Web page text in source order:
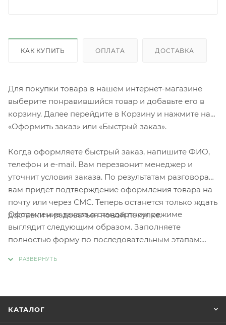
КАК КУПИТЬ ОПЛАТА ДОСТАВКА
Для покупки товара в нашем интернет-магазине
выберите понравившийся товар и добавьте его в
корзину. Далее перейдите в Корзину и нажмите на
«Оформить заказ» или «Быстрый заказ».
Когда оформляете быстрый заказ, напишите ФИО,
телефон и e-mail. Вам перезвонит менеджер и
уточнит условия заказа. По результатам разговора
вам придет подтверждение оформления товара на
почту или через СМС. Теперь останется только ждать
доставки и радоваться новой покупке.
Оформление заказа в стандартном режиме
выглядит следующим образом. Заполняете
полностью форму по последовательным этапам:
КАТАЛОГ